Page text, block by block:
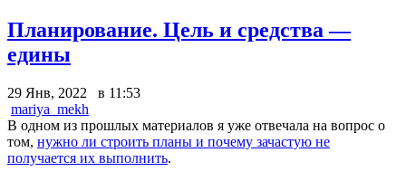
Планирование. Цель и средства —
едины
29 Янв, 2022 в 11:53
mariya_mekh
В одном из прошлых материалов я уже отвечала на вопрос о
том, нужно ли строить планы и почему зачастую не
получается их выполнить.